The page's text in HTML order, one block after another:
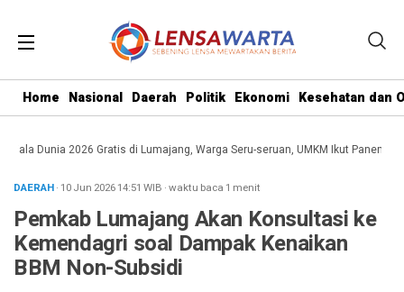
Home Nasional Daerah Politik Ekonomi Kesehatan dan
Dunia 2026 Gratis di Lumajang, Warga Seru-seruan, UMKM Ikut Panen
DAERAH· 10 Jun 202614:51 WIB ·waktu baca 1 menit
Pemkab Lumajang Akan Konsultasi ke
Kemendagri soal Dampak Kenaikan
BBM Non-Subsidi